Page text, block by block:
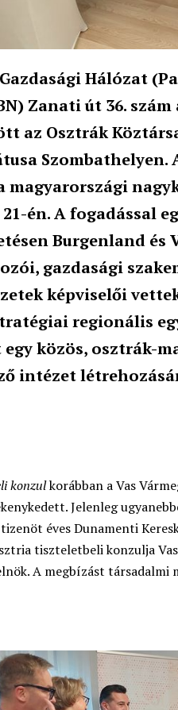
Hálózat
Zanati út 36.
az Osztrák
Szombathelyen.
magyarországi
én. A fogadással
Burgenland és
gazdasági
képviselői
regionális
közös, osztrák-
intézet
konzulkorábban a Vas
Jelenleg
éves Dunamenti
tiszteletbeli konzulja
A megbízást